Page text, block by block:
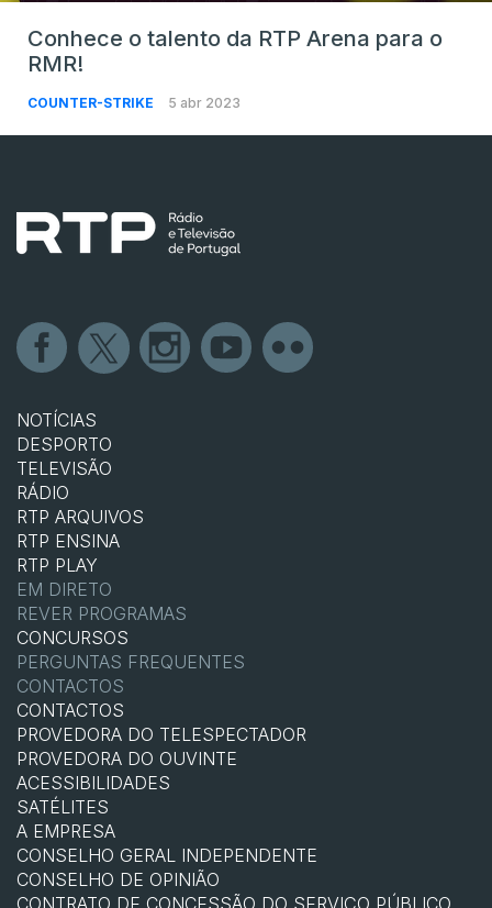
Conhece o talento da RTP Arena para o
RMR!
COUNTER-STRIKE 5 abr 2023
NOTÍCIAS
DESPORTO
TELEVISÃO
RÁDIO
RTP ARQUIVOS
RTP ENSINA
RTP PLAY
EM DIRETO
REVER PROGRAMAS
CONCURSOS
PERGUNTAS FREQUENTES
CONTACTOS
CONTACTOS
PROVEDORA DO TELESPECTADOR
PROVEDORA DO OUVINTE
ACESSIBILIDADES
SATÉLITES
A EMPRESA
CONSELHO GERAL INDEPENDENTE
CONSELHO DE OPINIÃO